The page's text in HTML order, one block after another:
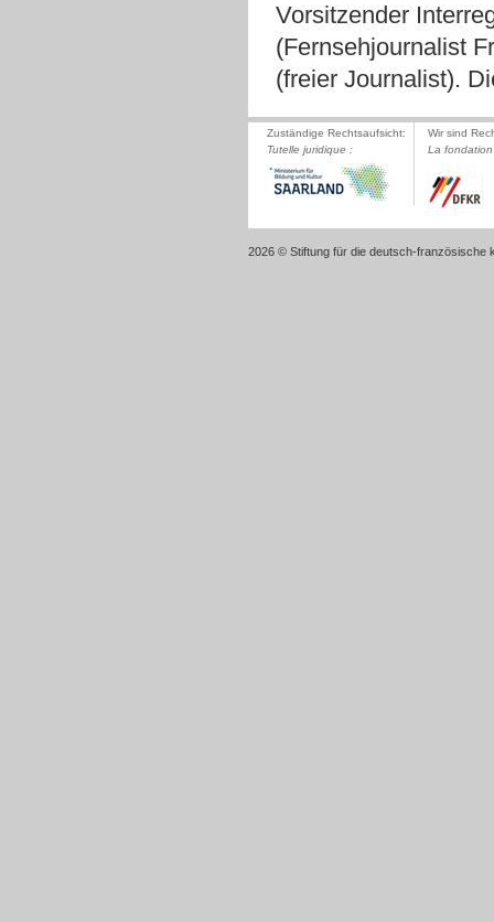
Vorsitzender
(Fernsehjournalist
(freier Journalist).
Zuständige Rechtsaufsicht:
Tutelle juridique :
Wir sind
La
2026 © Stiftung für die deutsch-französische